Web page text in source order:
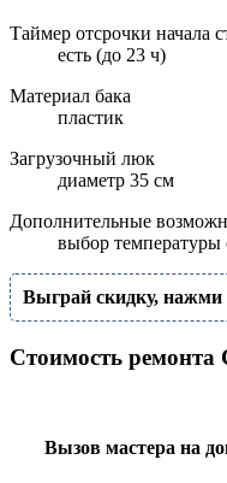
Таймер отсрочки начала
есть (до 23 ч)
Материал бака
пластик
Загрузочный люк
диаметр 35 см
Дополнительные
выбор температуры
Выграй скидку, нажми
Стоимость ремонта
Вызов мастера на